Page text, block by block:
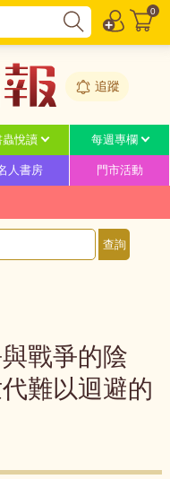
0
追蹤
蟲悅讀 每週專欄
人書房 門市活動
戰爭的陰
難以迴避的